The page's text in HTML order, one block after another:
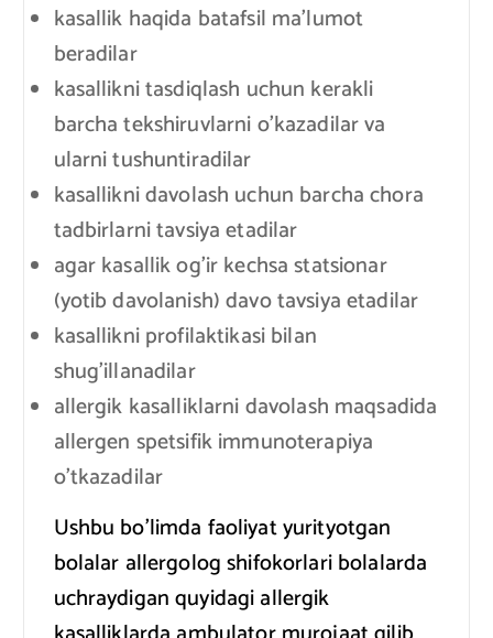
kasallik haqida batafsil ma’lumot
beradilar
kasallikni tasdiqlash uchun kerakli
barcha tekshiruvlarni o’kazadilar va
ularni tushuntiradilar
kasallikni davolash uchun barcha chora
tadbirlarni tavsiya etadilar
agar kasallik og’ir kechsa statsionar
(yotib davolanish) davo tavsiya etadilar
kasallikni profilaktikasi bilan
shug’illanadilar
allergik kasalliklarni davolash maqsadida
allergen spetsifik immunoterapiya
o’tkazadilar
Ushbu bo’limda faoliyat yurityotgan
bolalar allergolog shifokorlari bolalarda
uchraydigan quyidagi allergik